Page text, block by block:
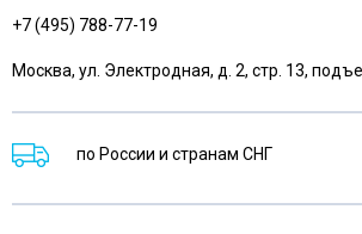
+7 (495) 788-77-19
Москва, ул. Электродная, д. 2, стр. 13,
по России и странам СНГ